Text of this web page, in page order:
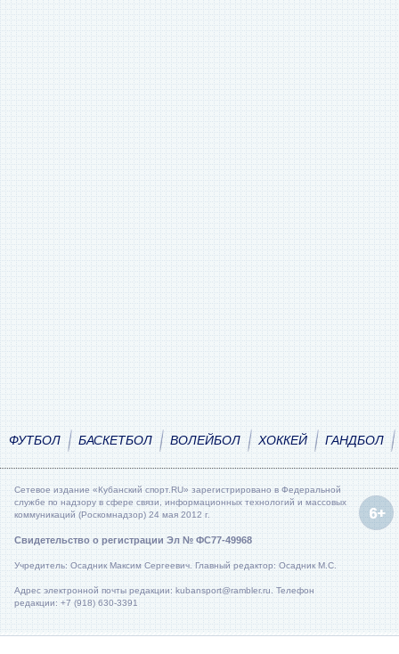
ФУТБОЛ БАСКЕТБОЛ ВОЛЕЙБОЛ ХОККЕЙ ГАНДБОЛ
Сетевое издание «Кубанский спорт.RU» зарегистрировано в Федеральной
службе по надзору в сфере связи, информационных технологий и массовых
коммуникаций (Роскомнадзор) 24 мая 2012 г.
Свидетельство о регистрации Эл № ФС77-49968
Учредитель: Осадник Максим Сергеевич. Главный редактор: Осадник М.С.
Адрес электронной почты редакции: kubansport@rambler.ru. Телефон
редакции: +7 (918) 630-3391